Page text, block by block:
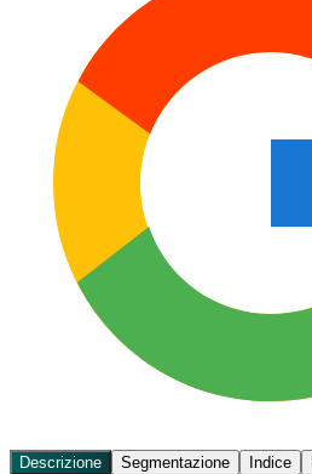
Descrizione Segmentazione Indice